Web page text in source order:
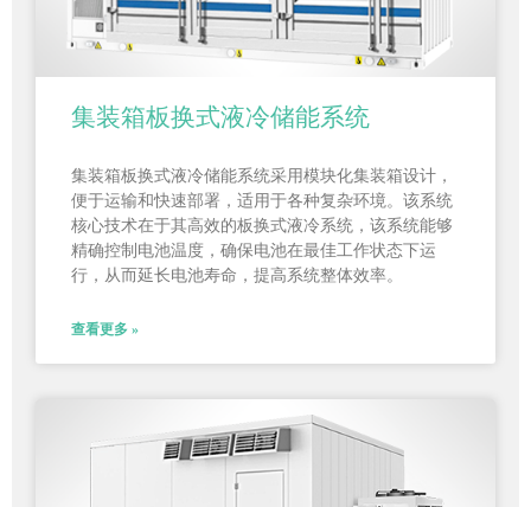
集装箱板换式液冷储能系统
集装箱板换式液冷储能系统采用模块化集装箱设计，
便于运输和快速部署，适用于各种复杂环境。该系统
核心技术在于其高效的板换式液冷系统，该系统能够
精确控制电池温度，确保电池在最佳工作状态下运
行，从而延长电池寿命，提高系统整体效率。
查看更多 »